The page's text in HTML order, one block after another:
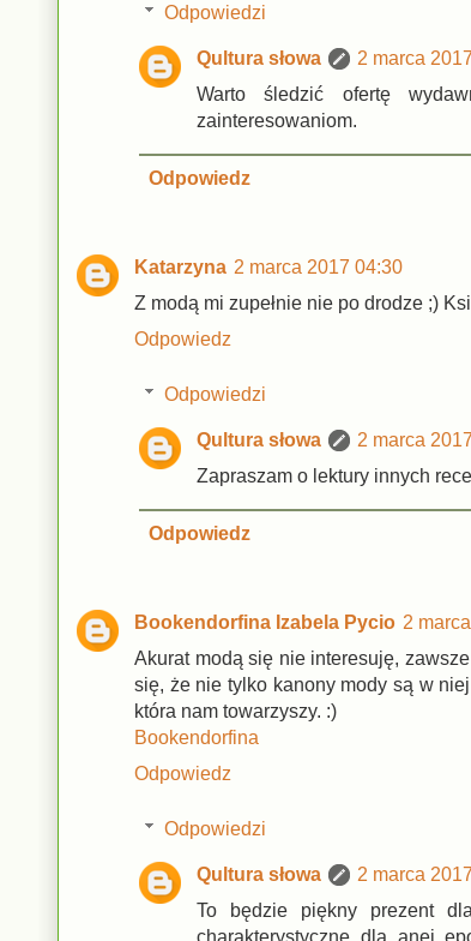
Odpowiedzi
Qultura słowa
2 marca
Warto śledzić ofertę
zainteresowaniom.
Odpowiedz
Katarzyna 2 marca 2017 04:30
Z modą mi zupełnie nie po drodze ;)
Odpowiedz
Odpowiedzi
Qultura słowa
2 marca
Zapraszam o lektury innych
Odpowiedz
Bookendorfina Izabela Pycio 2
Akurat modą się nie interesuję,
się, że nie tylko kanony mody są w
która nam towarzyszy. :)
Bookendorfina
Odpowiedz
Odpowiedzi
Qultura słowa
2 marca
To będzie piękny prezent
charakterystyczne dla anej